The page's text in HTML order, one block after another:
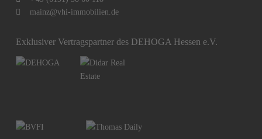
mainz@vhi-immobilien.de
Exklusiver Vertragspartner des DEHOGA Hessen e.V.